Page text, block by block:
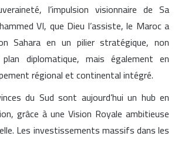
l’impulsion visionnaire de Sa
VI, que Dieu l’assiste, le Maroc a
Sahara en un pilier stratégique, non
diplomatique, mais également en
régional et continental intégré.
du Sud sont aujourd’hui un hub en
grâce à une Vision Royale ambitieuse
Les investissements massifs dans les